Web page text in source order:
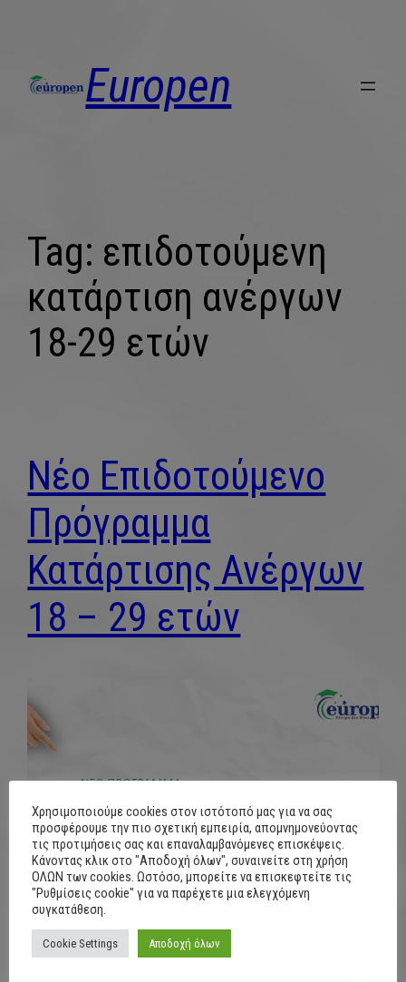
Europen
Tag: επιδοτούμενη
κατάρτιση ανέργων
18-29 ετών
Νέο Επιδοτούμενο
Πρόγραμμα
Κατάρτισης Ανέργων
18 – 29 ετών
Χρησιμοποιούμε cookies στον ιστότοπό μας για να σας
προσφέρουμε την πιο σχετική εμπειρία, απομνημονεύοντας
τις προτιμήσεις σας και επαναλαμβανόμενες επισκέψεις.
Κάνοντας κλικ στο "Αποδοχή όλων", συναινείτε στη χρήση
ΟΛΩΝ των cookies. Ωστόσο, μπορείτε να επισκεφτείτε τις
"Ρυθμίσεις cookie" για να παρέχετε μια ελεγχόμενη
συγκατάθεση.
Cookie Settings Αποδοχή όλων